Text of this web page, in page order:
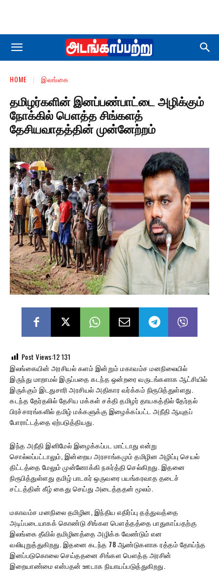
HOME இலங்கை
தமிழர்களின் இனப்பண்பாட்டை அழிக்கும்
நோக்கில் பௌத்த சிங்களத்
தேசியவாதத்தின் முன்னேற்றம்
Post Views:12131
இலங்கையின் அரசியல் களம் இன்றும் மகாவம்ச மனநிலையில்
இருந்து மாறாமல் இருப்பதை கடந்த ஒன்றரை வருடங்களாக ஆட்சியில்
இருக்கும் இடதுசாரி அரசியல் அதிகார வர்க்கம் நிரூபித்துள்ளது.
கடந்த தேர்தலில் தேசிய மக்கள் சக்தி தமிழர் தாயகத்தில் தேர்தல்
பிரச்சாரங்களில் தமிழ் மக்களுக்கு இழைக்கப்பட்ட அநீதி ஆயுதப்
போராட்டத்தை ஏற்படுத்தியது.
இந்த அநீதி இனிமேல் இழைக்கப்பட மாட்டாது என்று
சொல்லப்பட்டாலும், இன்றைய அரசாங்கமும் தமிழின அழிப்பு செயல்
திட்டத்தை மேலும் முன்னோக்கி நகர்த்தி செல்கிறது. இதனை
நிரூபித்துள்ளது தமிழ் பாடகர் ஒருவரை பயங்கரவாத தடைச்
சட்டத்தின் கீழ் கைது செய்து அடைத்ததன் மூலம்.
மகாவம்ச மனநிலை தமிழின, இந்திய எதிர்ப்பு தத்துவத்தை
அடிப்படையாகக் கொண்டு சிங்கள பௌத்தத்தை பாதுகாப்பதற்கு
இலங்கை தீவில் தமிழினத்தை அழிக்க வேண்டும் என
வலியுறுத்துகிறது. இதனை கடந்த 78 ஆண்டுகளாக ரத்தம் தோய்ந்த
இனப்படுகொலை செய்ததனை சிங்கள பௌத்த அரசின்
இறையாண்மை என்பதன் ஊடாக நியாயப்படுத்துகிறது.